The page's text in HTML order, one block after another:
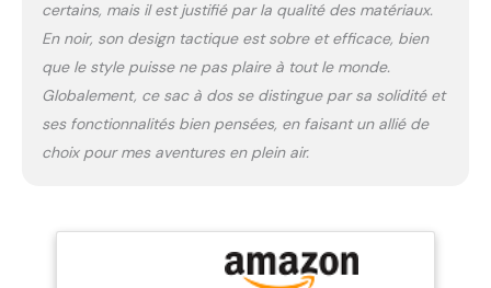
certains, mais il est justifié par la qualité des matériaux.
En noir, son design tactique est sobre et efficace, bien
que le style puisse ne pas plaire à tout le monde.
Globalement, ce sac à dos se distingue par sa solidité et
ses fonctionnalités bien pensées, en faisant un allié de
choix pour mes aventures en plein air.